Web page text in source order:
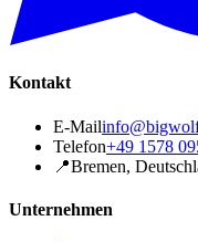
Kontakt
E-Mail
Telefon+49 1578
📍Bremen,
Unternehmen